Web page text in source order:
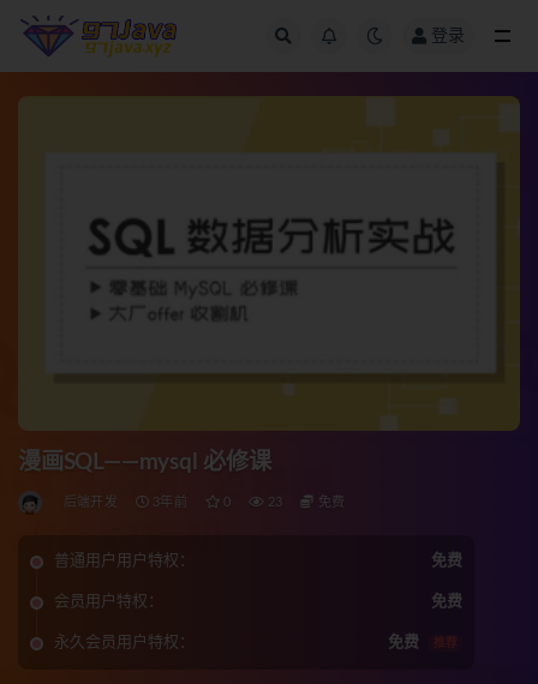
登录
漫画SQL——mysql 必修课
后端开发 3年前 0 23 免费
普通用户用户特权： 免费
会员用户特权： 免费
永久会员用户特权： 免费 推荐